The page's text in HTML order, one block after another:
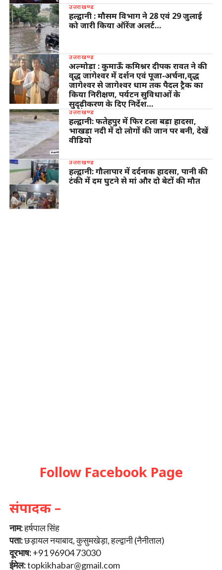
उत्तराखण्ड
हल्द्वानी : मौसम विभाग ने 28 एवं 29 जुलाई
को जारी किया ऑरेंज अलर्ट…
उत्तराखण्ड
अल्मोड़ा : कुमाऊँ कमिश्नर दीपक रावत ने की
वृद्ध जागेश्वर में दर्शन एवं पूजा-अर्चना,वृद्ध
जागेश्वर से जागेश्वर धाम तक पैदल ट्रैक का
किया निरीक्षण, पर्यटन सुविधाओं के
सुदृढ़ीकरण के दिए निर्देश…
उत्तराखण्ड
हल्द्वानी: फतेहपुर में फिर टला बड़ा हादसा,
भाखड़ा नदी में दो लोगों की जान पर बनी, देखें
वीडियो
उत्तराखण्ड
हल्द्वानी: गौलापार में दर्दनाक हादसा, पानी की
टंकी में दम घुटने से मां और दो बेटों की मौत
Follow Facebook Page
संपादक –
नाम:हर्षपाल सिंह
पता:छड़ायल नयाबाद, कुसुमखेड़ा, हल्द्वानी (नैनीताल)
दूरभाष:+91 96904 73030
ईमेल:topkikhabar@gmail.com